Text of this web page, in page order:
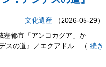
文化遺産 （2026-05-29）
都市「アンコカグア」か
スの道』／エクアドル…（ 続き